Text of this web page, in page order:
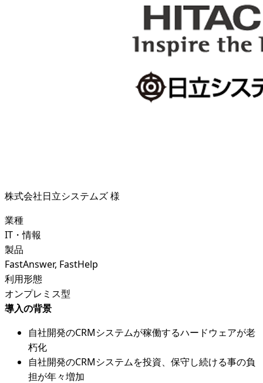
株式会社日立システムズ 様
業種
IT・情報
製品
FastAnswer, FastHelp
利用形態
オンプレミス型
導入の背景
自社開発のCRMシステムが稼働するハードウェアが老
朽化
自社開発のCRMシステムを投資、保守し続ける事の負
担が年々増加